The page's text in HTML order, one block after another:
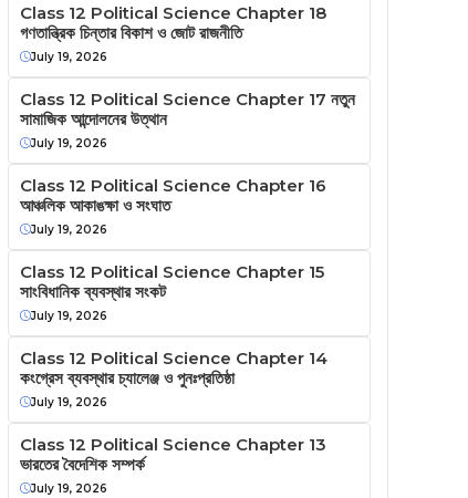
Class 12 Political Science Chapter 18
গণতান্ত্রিক চিন্তার বিকাশ ও জোট রাজনীতি
July 19, 2026
Class 12 Political Science Chapter 17 নতুন
সামাজিক আন্দোলনের উত্থান
July 19, 2026
Class 12 Political Science Chapter 16
আঞ্চলিক আকাঙক্ষা ও সংঘাত
July 19, 2026
Class 12 Political Science Chapter 15
সাংবিধানিক ব্যবস্থার সংকট
July 19, 2026
Class 12 Political Science Chapter 14
কংগ্রেস ব্যবস্থার চ্যালেঞ্জ ও পুনঃপ্রতিষ্ঠা
July 19, 2026
Class 12 Political Science Chapter 13
ভারতের বৈদেশিক সম্পর্ক
July 19, 2026